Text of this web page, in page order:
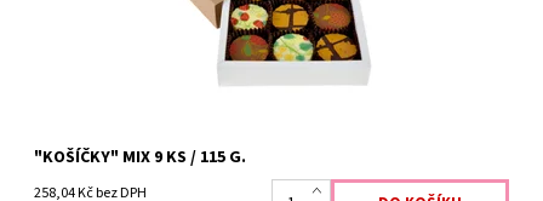
"KOŠÍČKY" MIX 9 KS / 115 G.
258,04 Kč bez DPH